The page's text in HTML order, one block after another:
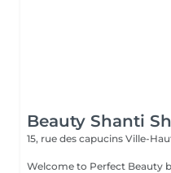
Beauty Shanti
15, rue des capucins Ville-
Welcome to Perfect Beauty